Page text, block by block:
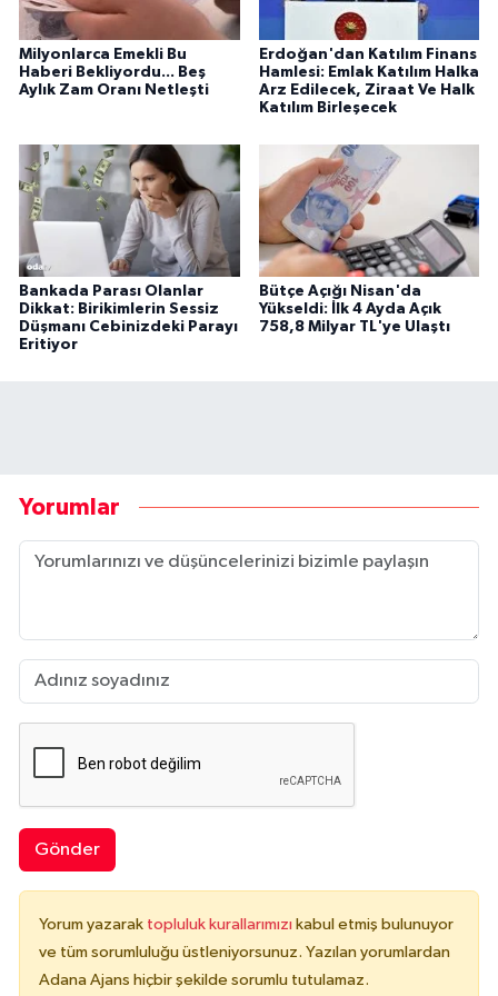
Milyonlarca Emekli Bu
Haberi Bekliyordu... Beş
Aylık Zam Oranı Netleşti
Erdoğan'dan Katılım Finans
Hamlesi: Emlak Katılım Halka
Arz Edilecek, Ziraat Ve Halk
Katılım Birleşecek
Bankada Parası Olanlar
Dikkat: Birikimlerin Sessiz
Düşmanı Cebinizdeki Parayı
Eritiyor
Bütçe Açığı Nisan'da
Yükseldi: İlk 4 Ayda Açık
758,8 Milyar TL'ye Ulaştı
Yorumlar
Gönder
Yorum yazarak topluluk kurallarımızı kabul etmiş bulunuyor
ve tüm sorumluluğu üstleniyorsunuz. Yazılan yorumlardan
Adana Ajans hiçbir şekilde sorumlu tutulamaz.